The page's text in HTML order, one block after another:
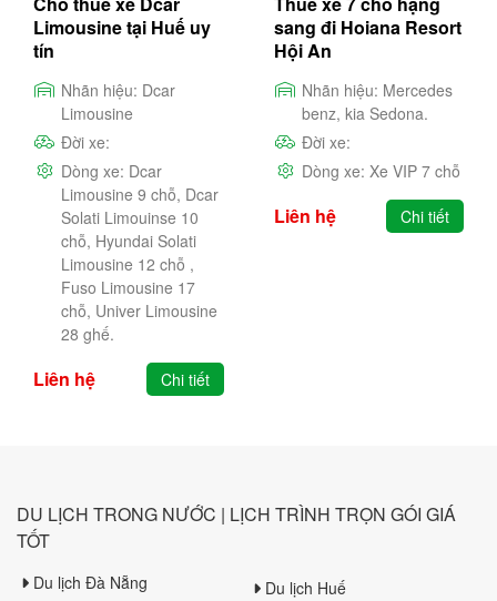
Limousine tại Huế uy
tín
Nhãn hiệu: Dcar
Limousine
Đời xe:
Dòng xe: Dcar
Limousine 9 chỗ, Dcar
Solati Limouinse 10
chỗ, Hyundai Solati
Limousine 12 chỗ ,
Fuso Limousine 17
chỗ, Univer Limousine
28 ghế.
Liên hệ Chi tiết
sang đi Hoiana Resort
Hội An
Nhãn hiệu: Mercedes
benz, kia Sedona.
Đời xe:
Dòng xe: Xe VIP 7 chỗ
Liên hệ Chi tiết
DU LỊCH TRONG NƯỚC | LỊCH TRÌNH TRỌN GÓI GIÁ
TỐT
Du lịch Đà Nẵng
Du lịch Huế